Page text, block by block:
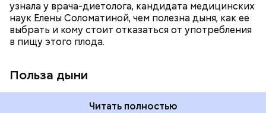
узнала у врача-диетолога, кандидата медицинских
наук Елены Соломатиной, чем полезна дыня, как ее
выбрать и кому стоит отказаться от употребления
в пищу этого плода.
Польза дыни
Читать полностью
По мнению специалиста, здоровому человеку
достаточно включать щавель в рацион несколько
виде или припущенном на сковороде.